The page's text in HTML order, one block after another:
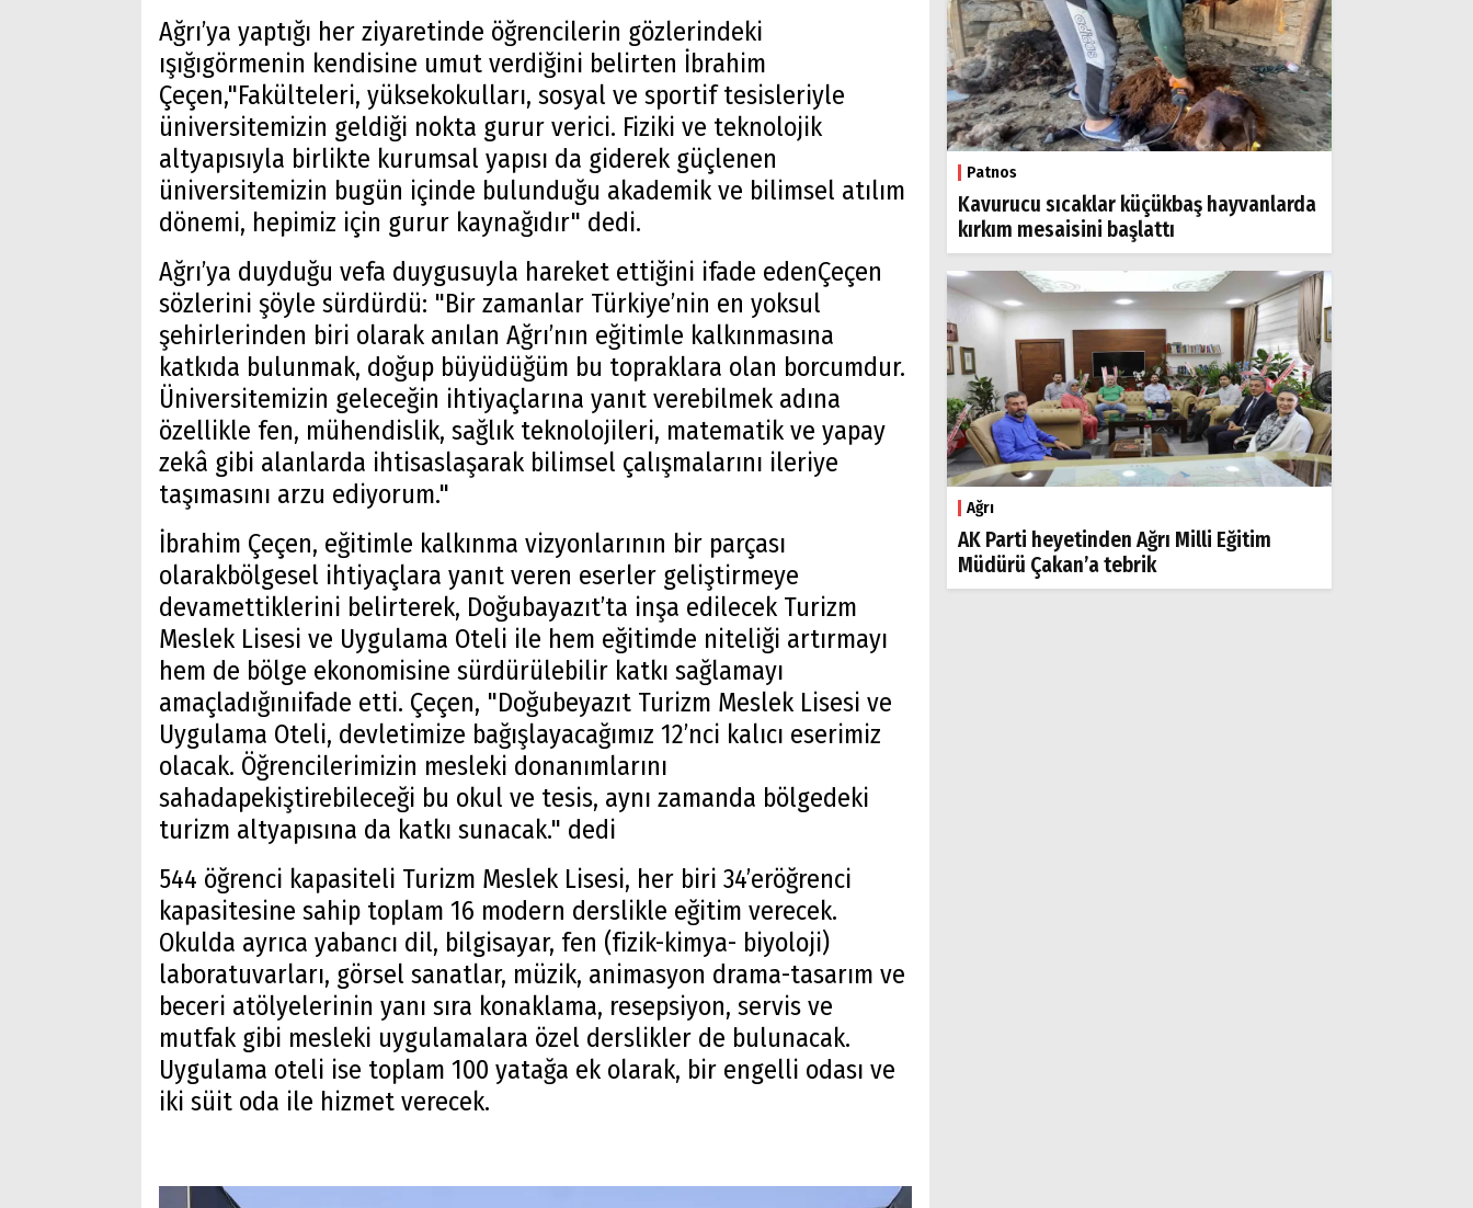
Ağrı’ya yaptığı her ziyaretinde öğrencilerin gözlerindeki
ışığıgörmenin kendisine umut verdiğini belirten İbrahim
Çeçen,"Fakülteleri, yüksekokulları, sosyal ve sportif tesisleriyle
üniversitemizin geldiği nokta gurur verici. Fiziki ve teknolojik
altyapısıyla birlikte kurumsal yapısı da giderek güçlenen
üniversitemizin bugün içinde bulunduğu akademik ve bilimsel atılım
dönemi, hepimiz için gurur kaynağıdır" dedi.
Ağrı’ya duyduğu vefa duygusuyla hareket ettiğini ifade edenÇeçen
sözlerini şöyle sürdürdü: "Bir zamanlar Türkiye’nin en yoksul
şehirlerinden biri olarak anılan Ağrı’nın eğitimle kalkınmasına
katkıda bulunmak, doğup büyüdüğüm bu topraklara olan borcumdur.
Üniversitemizin geleceğin ihtiyaçlarına yanıt verebilmek adına
özellikle fen, mühendislik, sağlık teknolojileri, matematik ve yapay
zekâ gibi alanlarda ihtisaslaşarak bilimsel çalışmalarını ileriye
taşımasını arzu ediyorum."
İbrahim Çeçen, eğitimle kalkınma vizyonlarının bir parçası
olarakbölgesel ihtiyaçlara yanıt veren eserler geliştirmeye
devamettiklerini belirterek, Doğubayazıt’ta inşa edilecek Turizm
Meslek Lisesi ve Uygulama Oteli ile hem eğitimde niteliği artırmayı
hem de bölge ekonomisine sürdürülebilir katkı sağlamayı
amaçladığınıifade etti. Çeçen, "Doğubeyazıt Turizm Meslek Lisesi ve
Uygulama Oteli, devletimize bağışlayacağımız 12’nci kalıcı eserimiz
olacak. Öğrencilerimizin mesleki donanımlarını
sahadapekiştirebileceği bu okul ve tesis, aynı zamanda bölgedeki
turizm altyapısına da katkı sunacak." dedi
544 öğrenci kapasiteli Turizm Meslek Lisesi, her biri 34’eröğrenci
kapasitesine sahip toplam 16 modern derslikle eğitim verecek.
Okulda ayrıca yabancı dil, bilgisayar, fen (fizik-kimya- biyoloji)
laboratuvarları, görsel sanatlar, müzik, animasyon drama-tasarım ve
beceri atölyelerinin yanı sıra konaklama, resepsiyon, servis ve
mutfak gibi mesleki uygulamalara özel derslikler de bulunacak.
Uygulama oteli ise toplam 100 yatağa ek olarak, bir engelli odası ve
iki süit oda ile hizmet verecek.
Patnos
Kavurucu sıcaklar küçükbaş hayvanlarda
kırkım mesaisini başlattı
Ağrı
AK Parti heyetinden Ağrı Milli Eğitim
Müdürü Çakan’a tebrik